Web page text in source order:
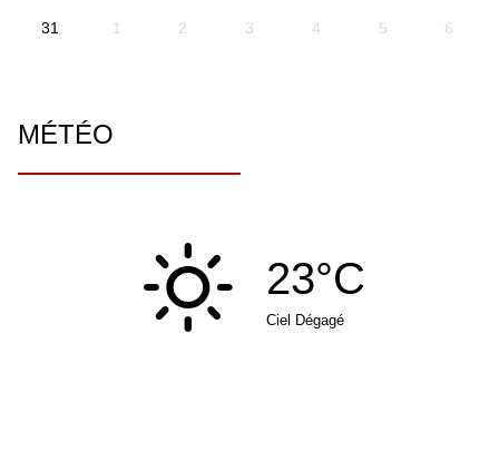
31 1 2 3 4 5 6
MÉTÉO
23°C
Ciel Dégagé